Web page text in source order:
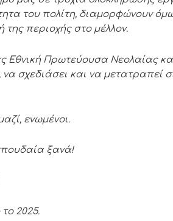
του πολίτη, διαμορφώνουν
περιοχής στο μέλλον.
Εθνική Πρωτεύουσα Νεολαίας
σχεδιάσει και να μετατραπεί
ενωμένοι.
ξανά!
2025.